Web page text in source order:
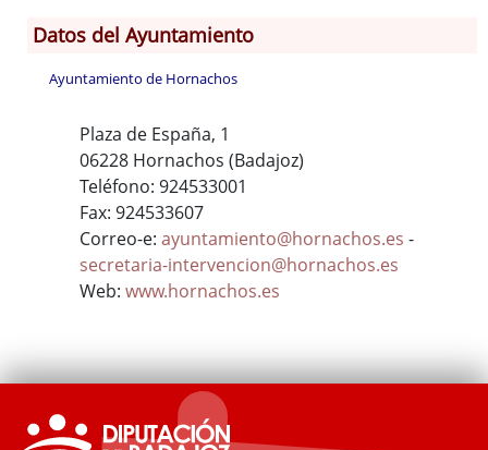
Datos del Ayuntamiento
Ayuntamiento de Hornachos
Plaza de España, 1
06228 Hornachos (Badajoz)
Teléfono: 924533001
Fax: 924533607
Correo-e: ayuntamiento@hornachos.es -
secretaria-intervencion@hornachos.es
Web: www.hornachos.es